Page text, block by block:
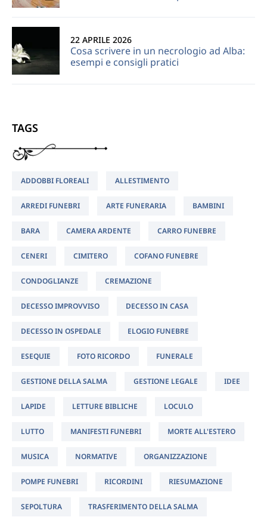
Cosa scrivere in un necrologio ad Alba:
esempi e consigli pratici
22 APRILE 2026
TAGS
ADDOBBI FLOREALI ALLESTIMENTO
ARREDI FUNEBRI ARTE FUNERARIA BAMBINI
BARA CAMERA ARDENTE CARRO FUNEBRE
CENERI CIMITERO COFANO FUNEBRE
CONDOGLIANZE CREMAZIONE
DECESSO IMPROVVISO DECESSO IN CASA
DECESSO IN OSPEDALE ELOGIO FUNEBRE
ESEQUIE FOTO RICORDO FUNERALE
GESTIONE DELLA SALMA GESTIONE LEGALE IDEE
LAPIDE LETTURE BIBLICHE LOCULO
LUTTO MANIFESTI FUNEBRI MORTE ALL'ESTERO
MUSICA NORMATIVE ORGANIZZAZIONE
POMPE FUNEBRI RICORDINI RIESUMAZIONE
SEPOLTURA TRASFERIMENTO DELLA SALMA